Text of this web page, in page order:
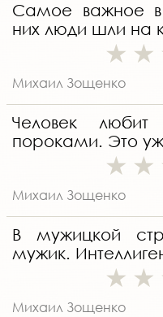
Самое важное в
них люди шли на
Михаил Зощенко
Человек любит
пороками. Это
Михаил Зощенко
В мужицкой
мужик.
Михаил Зощенко